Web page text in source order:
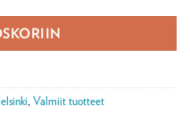
, Valmiit tuotteet